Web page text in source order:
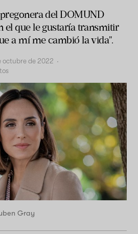
del DOMUND
el que le gustaría transmitir
a mí me cambió la vida".
octubre de 2022 ·
Gray